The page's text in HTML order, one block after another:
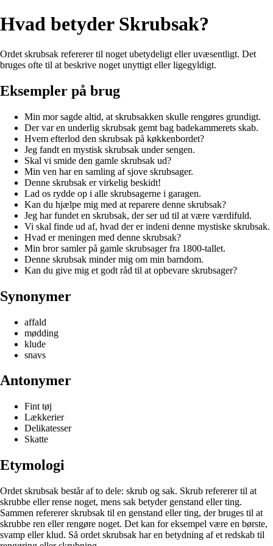
Hvad betyder Skrubsak?
Ordet skrubsak refererer til noget ubetydeligt eller uvæsentligt. Det
bruges ofte til at beskrive noget unyttigt eller ligegyldigt.
Eksempler på brug
Min mor sagde altid, at skrubsakken skulle rengøres grundigt.
Der var en underlig skrubsak gemt bag badekammerets skab.
Hvem efterlod den skrubsak på køkkenbordet?
Jeg fandt en mystisk skrubsak under sengen.
Skal vi smide den gamle skrubsak ud?
Min ven har en samling af sjove skrubsager.
Denne skrubsak er virkelig beskidt!
Lad os rydde op i alle skrubsagerne i garagen.
Kan du hjælpe mig med at reparere denne skrubsak?
Jeg har fundet en skrubsak, der ser ud til at være værdifuld.
Vi skal finde ud af, hvad der er indeni denne mystiske skrubsak.
Hvad er meningen med denne skrubsak?
Min bror samler på gamle skrubsager fra 1800-tallet.
Denne skrubsak minder mig om min barndom.
Kan du give mig et godt råd til at opbevare skrubsager?
Synonymer
affald
mødding
klude
snavs
Antonymer
Fint tøj
Lækkerier
Delikatesser
Skatte
Etymologi
Ordet skrubsak består af to dele: skrub og sak. Skrub refererer til at
skrubbe eller rense noget, mens sak betyder genstand eller ting.
Sammen refererer skrubsak til en genstand eller ting, der bruges til at
skrubbe ren eller rengøre noget. Det kan for eksempel være en børste,
svamp eller klud. Så ordet skrubsak har en betydning af et redskab til